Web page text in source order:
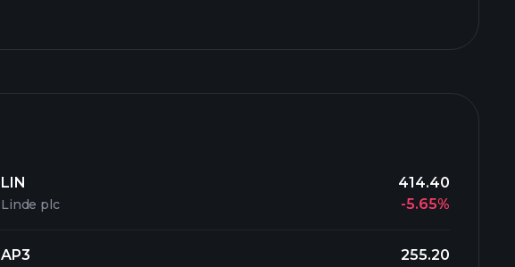
LIN
Linde plc
414.40
-5.65%
AP3
255.20